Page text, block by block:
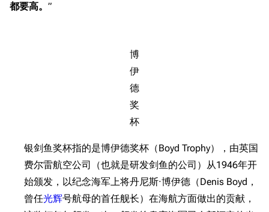
都要高。 ”
博
伊
德
奖
杯
银剑鱼奖杯指的是博伊德奖杯（Boyd Trophy），由英国
费尔雷航空公司（也就是研发剑鱼的公司）从1946年开
始颁发，以纪念海军上将丹尼斯·博伊德（Denis Boyd，
曾任光辉号航母的首任舰长）在海航方面做出的贡献，